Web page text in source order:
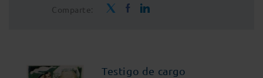
Comparte:
Testigo de cargo